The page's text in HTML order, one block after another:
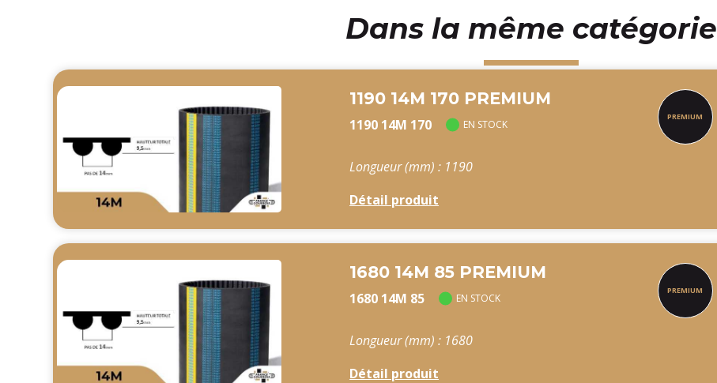
Dans la même catégorie
1190 14M 170 PREMIUM
1190 14M 170 EN STOCK
Longueur (mm) : 1190
Détail produit
1680 14M 85 PREMIUM
1680 14M 85 EN STOCK
Longueur (mm) : 1680
Détail produit